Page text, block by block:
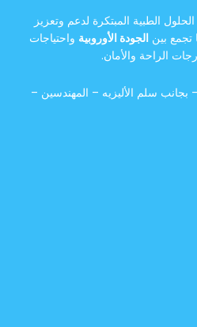
الطبية المبتكرة لدعم وتعزيز
تجمع بين الجودة الأوروبية واحتياجات
الراحة والأمان.
– بجانب سلم الأليزيه – المهندسين –